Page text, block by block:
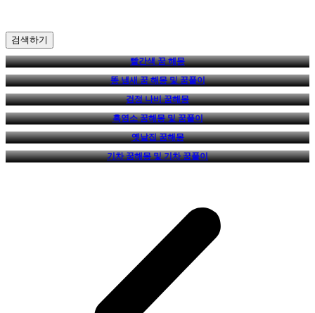
검색하기
빨간색 꿈 해몽
똥 냄새 꿈 해몽 및 꿈풀이
검정 나비 꿈해몽
흑염소 꿈해몽 및 꿈풀이
옛날집 꿈해몽
기차 꿈해몽 및 기차 꿈풀이